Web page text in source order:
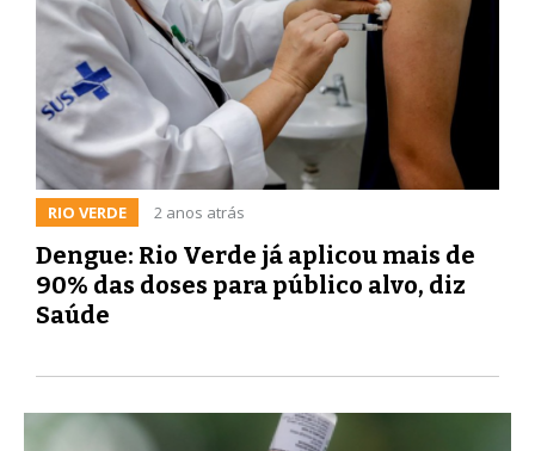
RIO VERDE 2 anos atrás
Dengue: Rio Verde já aplicou mais de
90% das doses para público alvo, diz
Saúde